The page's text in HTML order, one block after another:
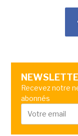
Recevez notre
abonnés